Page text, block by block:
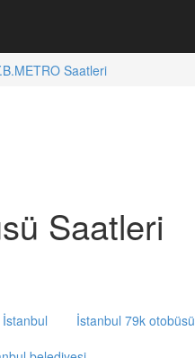
Saatleri
Saatleri
İstanbul 79k otobüsü